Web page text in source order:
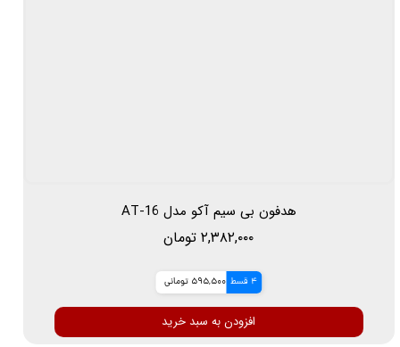
هدفون بی سیم آکو مدل AT-16
۲,۳۸۲,۰۰۰ تومان
4 قسط 595,500 تومانی
افزودن به سبد خرید